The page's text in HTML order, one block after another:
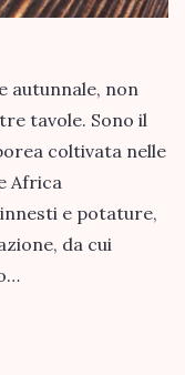
autunnale, non
tavole. Sono il
coltivata nelle
Africa
e potature,
da cui